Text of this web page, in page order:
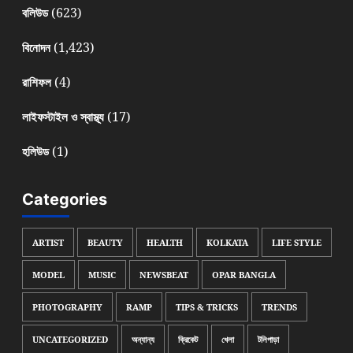
বলিউড(623)
বিনোদন(1,423)
রাশিফল(4)
লাইফস্টাইল ও স্বাস্থ্য(17)
হলিউড(1)
Categories
ARTIST BEAUTY HEALTH KOLKATA LIFE STYLE
MODEL MUSIC NEWSBEAT OPAR BANGLA
PHOTOGRAPHY RAMP TIPS & TRICKS TRENDS
UNCATEGORIZED অন্যান্য ক্রিকেট খেলা টলিপাড়া